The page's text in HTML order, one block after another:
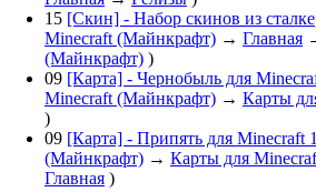
15 [Скин] - Набор скинов из
Minecraft (Майнкрафт) → Главная
(Майнкрафт) )
09 [Карта] - Чернобыль для
Minecraft (Майнкрафт) → Карты
)
09 [Карта] - Припять для Minecraft
(Майнкрафт) → Карты для
Главная )